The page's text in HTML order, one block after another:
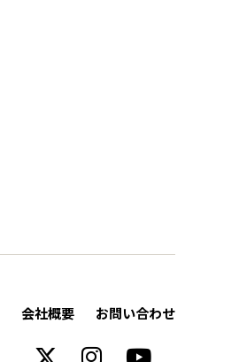
会社概要 お問い合わせ